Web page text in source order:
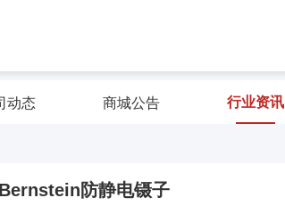
动态 商城公告 行业资讯
Bernstein防静电镊子